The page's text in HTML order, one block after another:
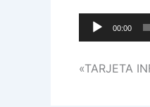
Reproductor
de
00:00
«TARJETA